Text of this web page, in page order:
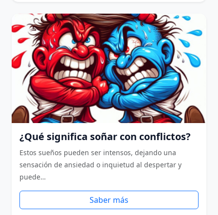
¿Qué significa soñar con conflictos?
Estos sueños pueden ser intensos, dejando una
sensación de ansiedad o inquietud al despertar y
puede…
Saber más